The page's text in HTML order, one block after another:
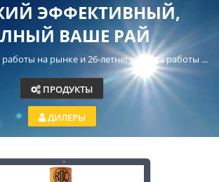
ЭФФЕКТИВНЫЙ,
ВАШЕ РАЙ
работы на рынке и 26-летнего опыта работы ...
ПРОДУКТЫ
ДИЛЕРЫ